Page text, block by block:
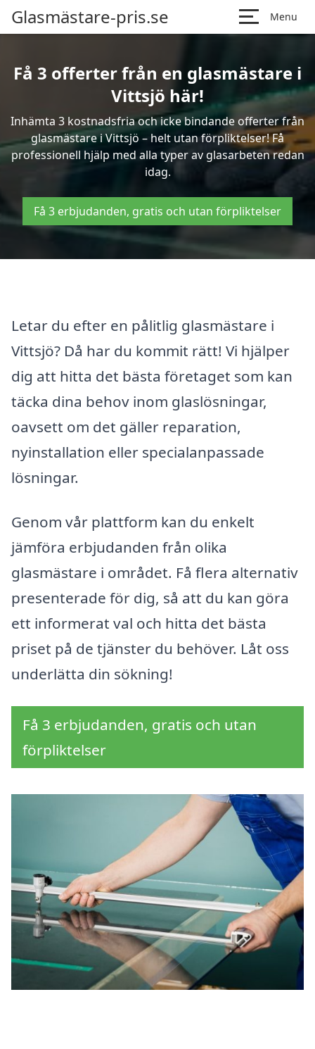
Glasmästare-pris.se Menu
Få 3 offerter från en glasmästare i
Vittsjö här!
Inhämta 3 kostnadsfria och icke bindande offerter från
glasmästare i Vittsjö – helt utan förpliktelser! Få
professionell hjälp med alla typer av glasarbeten redan
idag.
Få 3 erbjudanden, gratis och utan förpliktelser
Letar du efter en pålitlig glasmästare i
Vittsjö? Då har du kommit rätt! Vi hjälper
dig att hitta det bästa företaget som kan
täcka dina behov inom glaslösningar,
oavsett om det gäller reparation,
nyinstallation eller specialanpassade
lösningar.
Genom vår plattform kan du enkelt
jämföra erbjudanden från olika
glasmästare i området. Få flera alternativ
presenterade för dig, så att du kan göra
ett informerat val och hitta det bästa
priset på de tjänster du behöver. Låt oss
underlätta din sökning!
Få 3 erbjudanden, gratis och utan
förpliktelser